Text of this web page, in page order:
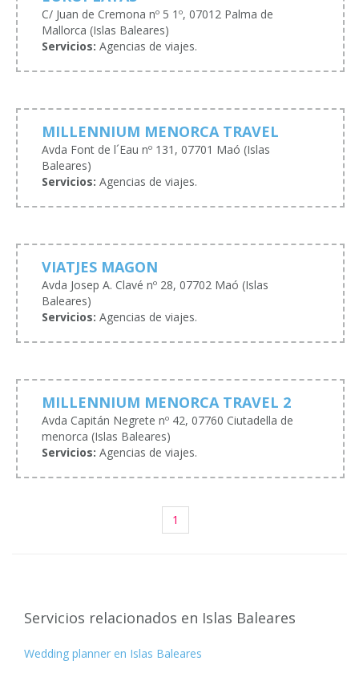
C/ Juan de Cremona nº 5 1º, 07012 Palma de
Mallorca (Islas Baleares)
Servicios: Agencias de viajes.
MILLENNIUM MENORCA TRAVEL
Avda Font de l´Eau nº 131, 07701 Maó (Islas
Baleares)
Servicios: Agencias de viajes.
VIATJES MAGON
Avda Josep A. Clavé nº 28, 07702 Maó (Islas
Baleares)
Servicios: Agencias de viajes.
MILLENNIUM MENORCA TRAVEL 2
Avda Capitán Negrete nº 42, 07760 Ciutadella de
menorca (Islas Baleares)
Servicios: Agencias de viajes.
1
Servicios relacionados en Islas Baleares
Wedding planner en Islas Baleares